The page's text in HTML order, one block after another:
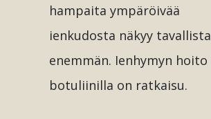
hampaita ympäröivää
ienkudosta näkyy tavallista
enemmän. Ienhymyn hoito
botuliinilla on ratkaisu.